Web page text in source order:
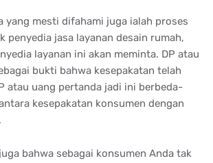
yang mesti difahami juga ialah proses
penyedia jasa layanan desain rumah,
layanan ini akan meminta. DP atau
bukti bahwa kesepakatan telah
atau uang pertanda jadi ini berbeda-
kesepakatan konsumen dengan
bahwa sebagai konsumen Anda tak